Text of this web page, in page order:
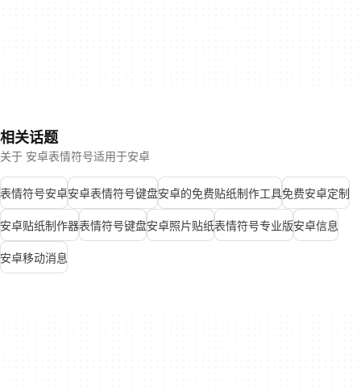
相关话题
关于 安卓表情符号适用于安卓
表情符号安卓安卓表情符号键盘安卓的免费贴纸制作工具免费安卓定制
安卓贴纸制作器表情符号键盘安卓照片贴纸表情符号专业版安卓信息
安卓移动消息